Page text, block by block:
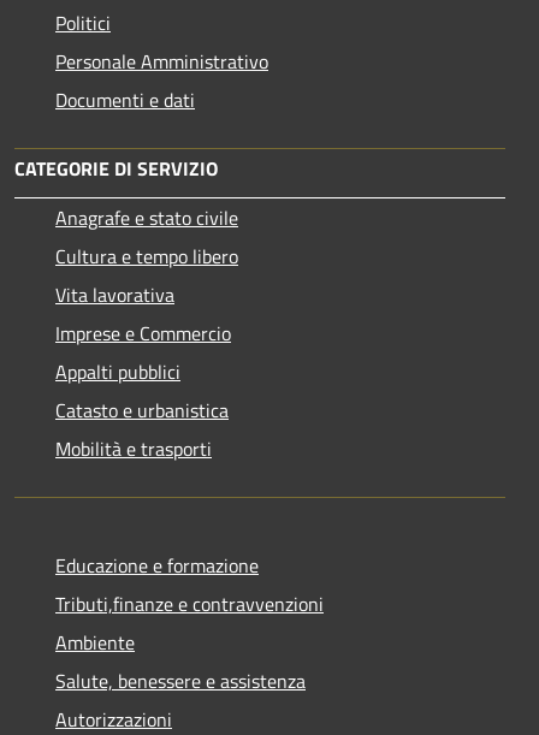
Politici
Personale Amministrativo
Documenti e dati
CATEGORIE DI SERVIZIO
Anagrafe e stato civile
Cultura e tempo libero
Vita lavorativa
Imprese e Commercio
Appalti pubblici
Catasto e urbanistica
Mobilità e trasporti
Educazione e formazione
Tributi,finanze e contravvenzioni
Ambiente
Salute, benessere e assistenza
Autorizzazioni